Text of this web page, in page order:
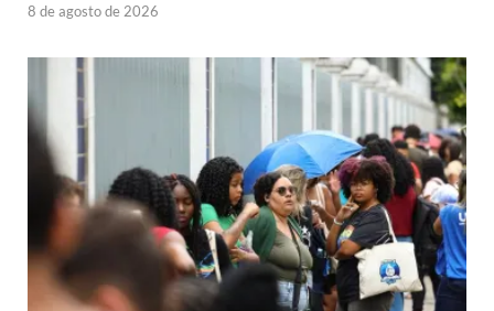
8 de agosto de 2026